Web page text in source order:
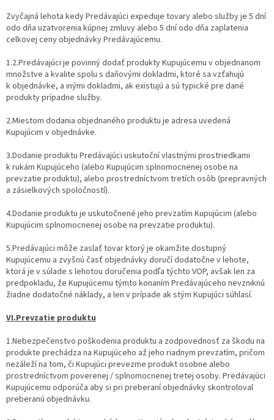
Zvyčajná lehota kedy Predávajúci expeduje tovary alebo služby je 5 dní
odo dňa uzatvorenia kúpnej zmluvy alebo 5 dní odo dňa zaplatenia
celkovej ceny objednávky Predávajúcemu.
1.2.Predávajúci je povinný dodať produkty Kupujúcemu v objednanom
množstve a kvalite spolu s daňovými dokladmi, ktoré sa vzťahujú
k objednávke, a inými dokladmi, ak existujú a sú typické pre dané
produkty prípadne služby.
2.Miestom dodania objednaného produktu je adresa uvedená
Kupujúcim v objednávke.
3.Dodanie produktu Predávajúci uskutoční vlastnými prostriedkami
k rukám Kupujúceho (alebo Kupujúcim splnomocnenej osobe na
prevzatie produktu), alebo prostredníctvom tretích osôb (prepravných
a zásielkových spoločností).
4.Dodanie produktu je uskutočnené jeho prevzatím Kupujúcim (alebo
Kupujúcim splnomocnenej osobe na prevzatie produktu).
5.Predávajúci môže zaslať tovar ktorý je okamžite dostupný
Kupujúcemu a zvyšnú časť objednávky doručí dodatočne v lehote,
ktorá je v súlade s lehotou doručenia podľa týchto VOP, avšak len za
predpokladu, že Kupujúcemu týmto konaním Predávajúceho nevzniknú
žiadne dodatočné náklady, a len v prípade ak stým Kupujúci súhlasí.
VI.Prevzatie produktu
1.Nebezpečenstvo poškodenia produktu a zodpovednosť za škodu na
produkte prechádza na Kupujúceho až jeho riadnym prevzatím, pričom
nezáleží na tom, či Kupujúci prevezme produkt osobne alebo
prostredníctvom poverenej / splnomocnenej tretej osoby. Predávajúci
Kupujúcemu odporúča aby si pri preberaní objednávky skontroloval
preberanú objednávku.